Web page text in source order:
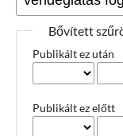
Bővített
Publikált ez után
Publikált ez előtt